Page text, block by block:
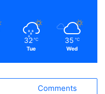
32 ℃
Tue
35 ℃
Wed
Comments